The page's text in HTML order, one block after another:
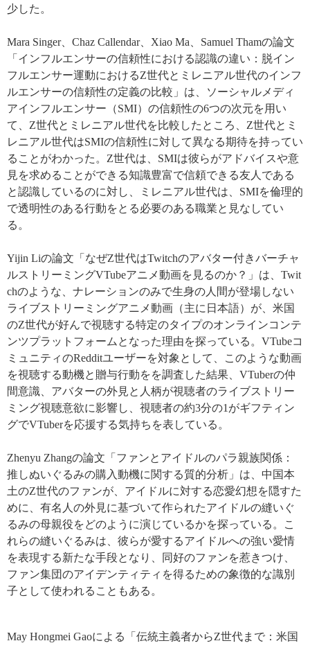
少した。
Mara Singer、 Chaz Callendar、 Xiao Ma Samuel Thamの論文
「 インフルエンサーの信頼性における認識の違い：脱イン
フルエンサー運動におけるZ世代とミレニアル世代のインフ
ルエンサーの信頼性の定義の比較」は、ソーシャルメディ
アインフルエンサー（SMI）の信頼性の6つの次元を用い
て、 Z世代とミレニアル世代を比較したところ、 Z世代とミ
レニアル世代はSMIの信頼性に対して異なる期待を持ってい
ることがわかった。 Z世代は、 SMIは彼らがアドバイスや意
見を求めることができる知識豊富で信頼できる友人である
と認識しているのに対し
、ミレニアル世代は、 SMIを倫理的
で透明性のある行動をとる必要のある職業と見なしてい
る。
Yijin Liの論文「 なぜZ世代はTwitchのアバター付きバーチャ
ルストリーミングVTubeアニメ動画を見るのか？」 は、 Twit
chのような、ナレーションのみで生身の人間が登場しない
ライブストリーミングアニメ動画（主に日本語）が、米国
のZ世代が好んで視聴する特定のタイプのオンラインコンテ
ンツプラットフォームとなった理由を探っている。 VTubeコ
ミュニティのRedditユーザーを対象として、このような動画
を視聴する動機と贈与行動をを調査した結果 VTuberの仲
間意識、アバターの外見と人柄が視聴者のライブストリー
ミング視聴意欲に影響し、視聴者の約3分の1 がギフティン
グでVTuberを応援する気持ちを表している 。
Zhenyu Zhangの論文「ファンとアイドルのパラ親族関係：
推しぬいぐるみの購入動機に関する質的分析」は、中国本
土のZ世代のファンが、アイドルに対する恋愛幻想を隠すた
めに、有名人の外見に基づいて作られたアイドルの縫いぐ
るみの母親役をどのように演じているかを探っている 。こ
れらの縫いぐるみは、彼らが愛するアイドルへの強い愛情
を表現する新たな手段となり、
同好のファンを惹きつけ、
ファン集団のアイデンティティを得るための象徴的な識別
子として使われることもある 。
May Hongmei Gaoによる「 伝統主義者からZ世代まで：米国